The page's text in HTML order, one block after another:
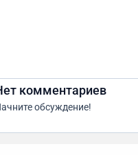
комментариев
обсуждение!